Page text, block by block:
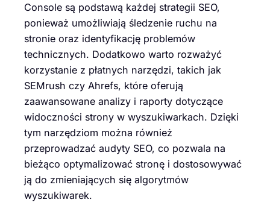
Console są podstawą każdej strategii SEO,
ponieważ umożliwiają śledzenie ruchu na
stronie oraz identyfikację problemów
technicznych. Dodatkowo warto rozważyć
korzystanie z płatnych narzędzi, takich jak
SEMrush czy Ahrefs, które oferują
zaawansowane analizy i raporty dotyczące
widoczności strony w wyszukiwarkach. Dzięki
tym narzędziom można również
przeprowadzać audyty SEO, co pozwala na
bieżąco optymalizować stronę i dostosowywać
ją do zmieniających się algorytmów
wyszukiwarek.